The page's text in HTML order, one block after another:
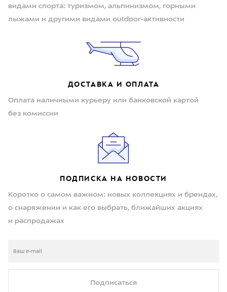
видами спорта: туризмом, альпинизмом, горными
лыжами и другими видами outdoor-активности
ДОСТАВКА И ОПЛАТА
Оплата наличными курьеру или банковской картой
без комиссии
ПОДПИСКА НА НОВОСТИ
Коротко о самом важном: новых коллекциях и брендах,
о снаряжении и как его выбрать, ближайших акциях
и распродажах
Подписаться